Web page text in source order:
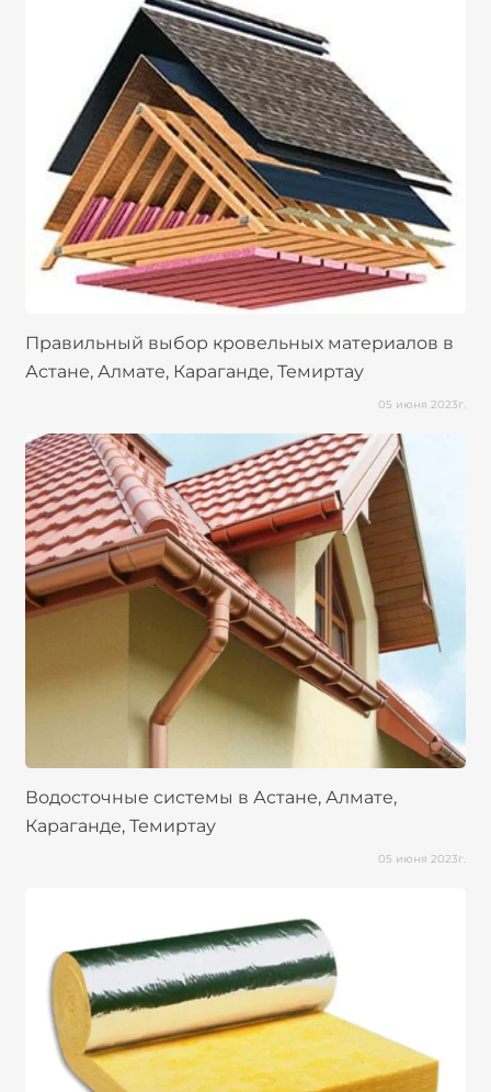
Правильный выбор кровельных материалов в
Астане, Алмате, Караганде, Темиртау
05 июня 2023г.
Водосточные системы в Астане, Алмате,
Караганде, Темиртау
05 июня 2023г.